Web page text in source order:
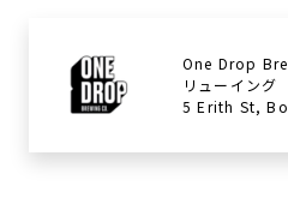
One Drop
リューイング
5 Erith St,